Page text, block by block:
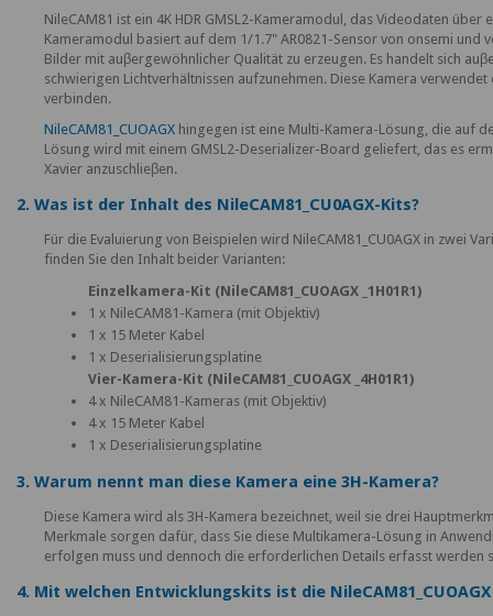
NileCAM81 ist ein 4K HDR GMSL2-Kameramodul, das Videodaten
Kameramodul basiert auf dem 1/1.7" AR0821-Sensor von onsemi
Bilder mit auβergewöhnlicher Qualität zu erzeugen. Es handelt sich
schwierigen Lichtverhältnissen aufzunehmen. Diese Kamera
verbinden.
NileCAM81_CUOAGXhingegen ist eine Multi-Kamera-Lösung, die auf
Lösung wird mit einem GMSL2-Deserializer-Board geliefert, das es
Xavier anzuschlieβen.
2. Was ist der Inhalt des NileCAM81_CU0AGX-Kits?
Für die Evaluierung von Beispielen wird NileCAM81_CU0AGX in zwei
finden Sie den Inhalt beider Varianten:
Einzelkamera-Kit (NileCAM81_CUOAGX _1H01R1)
1 x NileCAM81-Kamera (mit Objektiv)
1 x 15 Meter Kabel
1 x Deserialisierungsplatine
Vier-Kamera-Kit (NileCAM81_CUOAGX _4H01R1)
4 x NileCAM81-Kameras (mit Objektiv)
4 x 15 Meter Kabel
1 x Deserialisierungsplatine
3. Warum nennt man diese Kamera eine 3H-Kamera?
Diese Kamera wird als 3H-Kamera bezeichnet, weil sie drei
Merkmale sorgen dafür, dass Sie diese Multikamera-Lösung in
erfolgen muss und dennoch die erforderlichen Details erfasst werden
4. Mit welchen Entwicklungskits ist die